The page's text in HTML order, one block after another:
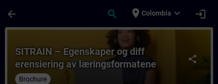
arrow_back search place Colombia expand_more login
Curso - SITRAIN – Egenskaper og diff
share
SITRAIN – Egenskaper og diff
erensiering av læringsformatene
Brochure